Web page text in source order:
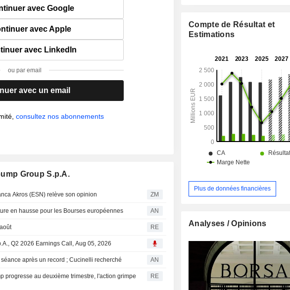
avec Google
avec Apple
avec LinkedIn
ou par email
avec un email
consultez nos abonnements
Group S.p.A.
GROUP S.P.A. : Banca Akros (ESN) relève son opinion ZM
en hausse pour les Bourses européennes AN
RE
Q2 2026 Earnings Call, Aug 05, 2026
après un record ; Cucinelli recherché AN
progresse au deuxième trimestre, l'action grimpe
RE
Compte de Résultat et
Estimations
Plus de données financières
Analyses / Opinions